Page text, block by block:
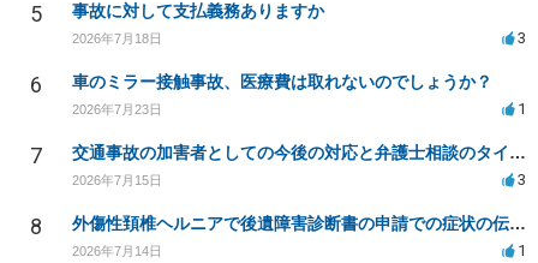
5 事故に対して支払義務ありますか
2026年7月18日 3
6 車のミラー接触事故、医療費は取れないのでしょうか？
2026年7月23日 1
7 交通事故の加害者としての今後の対応と弁護士相談のタイミングは？
2026年7月15日 3
8 外傷性頚椎ヘルニアで後遺障害診断書の申請での症状の伝え方等
2026年7月14日 1